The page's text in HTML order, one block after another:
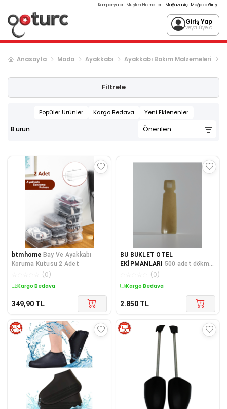
Kampanyalar Müşteri Hizmetleri Mağaza Aç Mağaza Girişi
Giriş Yap
veya üye ol
Anasayfa Moda Ayakkabı Ayakkabı Bakım Malzemeleri
Filtrele
Popüler Ürünler Kargo Bedava Yeni Eklenenler
8 ürün
btmhome Bay Ve Ayakkabı
Koruma Kutusu 2 Adet
(0)
Kargo Bedava
349,90 TL
BU BUKLET OTEL
EKİPMANLARI 500 adet dökme
Eco ayakkabı çekeceği
(0)
Kargo Bedava
2.850 TL